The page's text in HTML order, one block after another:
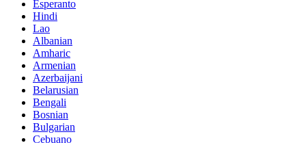
Esperanto
Hindi
Lao
Albanian
Amharic
Armenian
Azerbaijani
Belarusian
Bengali
Bosnian
Bulgarian
Cebuano